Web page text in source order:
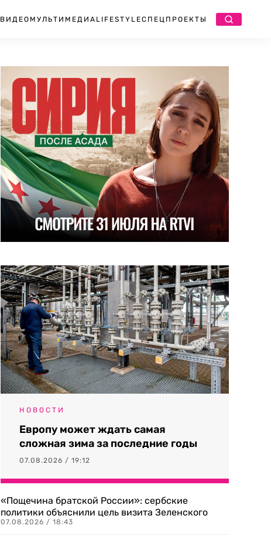
ВИДЕО МУЛЬТИМЕДИА LIFESTYLEСПЕЦПРОЕКТЫ
НОВОСТИ
Европу может ждать самая
сложная зима за последние годы
07.08.2026 / 19:12
«Пощечина братской России»: сербские
политики объяснили цель визита Зеленского
07.08.2026 / 18:43